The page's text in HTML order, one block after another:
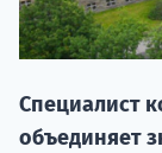
Специалист
объединяет